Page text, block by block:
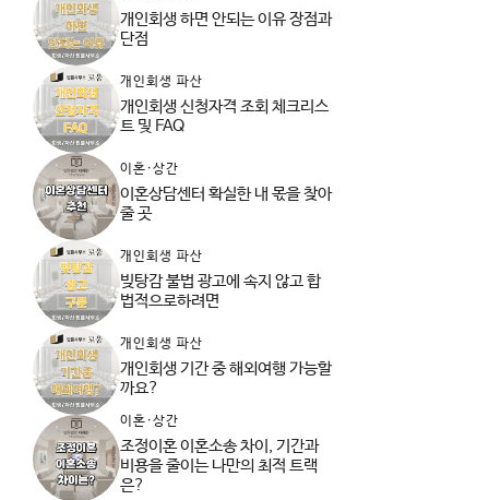
개인회생 하면 안되는 이유 장점과
단점
개인회생 파산
개인회생 신청자격 조회 체크리스
트 및 FAQ
이혼·상간
이혼상담센터 확실한 내 몫을 찾아
줄 곳
개인회생 파산
빚탕감 불법 광고에 속지 않고 합
법적으로하려면
개인회생 파산
개인회생 기간 중 해외여행 가능할
까요?
이혼·상간
조정이혼 이혼소송 차이, 기간과
비용을 줄이는 나만의 최적 트랙
은?